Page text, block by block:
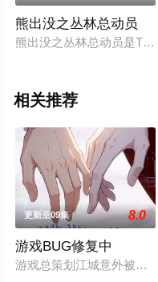
熊出没之丛林总动员
熊出没之丛林总动员是TV
相关推荐
更新至09集 8.0
游戏BUG修复中
游戏总策划江城意外被卷